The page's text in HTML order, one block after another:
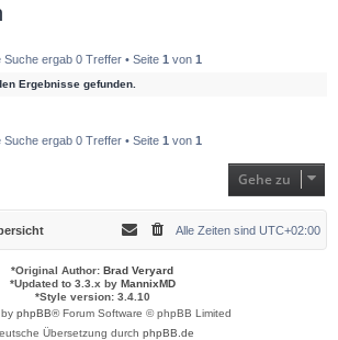
Suche ergab 0 Treffer • Seite 1 von 1
Ergebnisse gefunden.
Suche ergab 0 Treffer • Seite 1 von 1
Gehe zu
Alle Zeiten sind UTC+02:00
*Original Author: Brad Veryard
*Updated to 3.3.x by MannixMD
*Style version: 3.4.10
phpBB® Forum Software © phpBB Limited
Übersetzung durch phpBB.de